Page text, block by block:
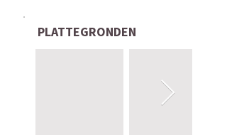
PLATTEGRONDEN